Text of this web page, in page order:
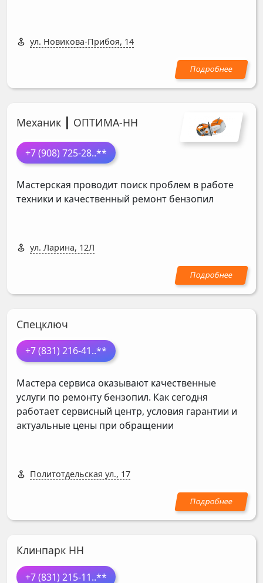
ул. Новикова-Прибоя, 14
Механик ┃ ОПТИМА-НН
+7 (908) 725-28..**
Мастерская проводит поиск проблем в работе
техники и качественный ремонт бензопил
ул. Ларина, 12Л
Спецключ
+7 (831) 216-41..**
Мастера сервиса оказывают качественные
услуги по ремонту бензопил. Как сегодня
работает сервисный центр, условия гарантии и
актуальные цены при обращении
Политотдельская ул., 17
Клинпарк НН
+7 (831) 215-11..**